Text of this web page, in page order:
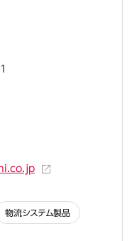
物流システム製品